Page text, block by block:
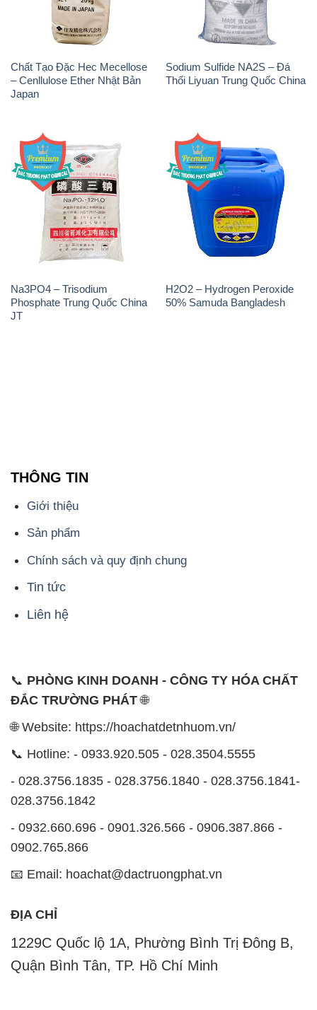
Chất Tạo Đặc Hec Mecellose
– Cenllulose Ether Nhật Bản
Japan
Sodium Sulfide NA2S – Đá
Thối Liyuan Trung Quốc China
Na3PO4 – Trisodium
Phosphate Trung Quốc China
JT
H2O2 – Hydrogen Peroxide
50% Samuda Bangladesh
THÔNG TIN
Giới thiệu
Sản phẩm
Chính sách và quy định chung
Tin tức
Liên hệ
📞 PHÒNG KINH DOANH - CÔNG TY HÓA CHẤT
ĐẮC TRƯỜNG PHÁT🌐
🌐 Website: https://hoachatdetnhuom.vn/
📞 Hotline: - 0933.920.505 - 028.3504.5555
- 028.3756.1835 - 028.3756.1840 - 028.3756.1841-
028.3756.1842
- 0932.660.696 - 0901.326.566 - 0906.387.866 -
0902.765.866
📧 Email: hoachat@dactruongphat.vn
ĐỊA CHỈ
1229C Quốc lộ 1A, Phường Bình Trị Đông B,
Quận Bình Tân, TP. Hồ Chí Minh